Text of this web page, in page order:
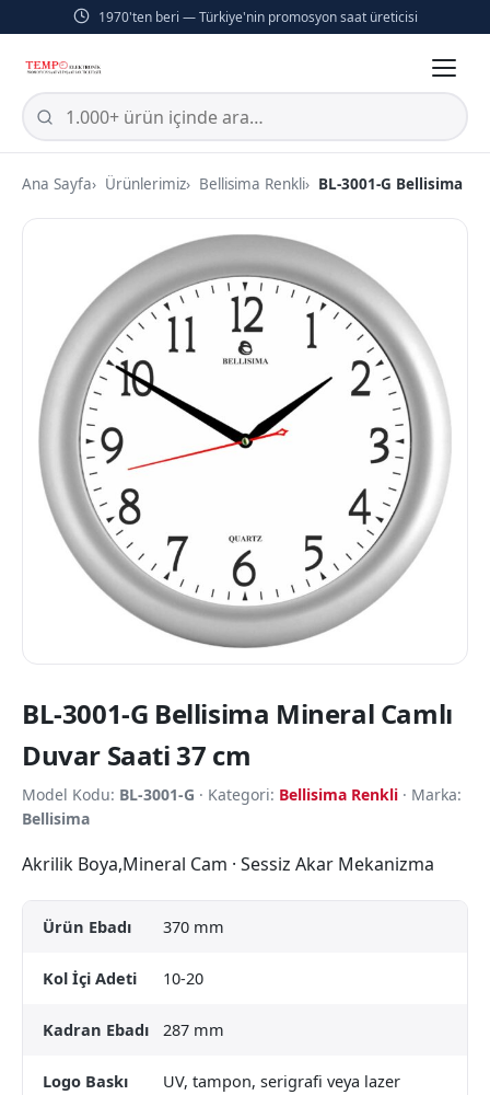
1970'ten beri — Türkiye'nin promosyon saat üreticisi
Ana Sayfa Ürünlerimiz Bellisima Renkli BL-3001-G Bellisima
BL-3001-G Bellisima Mineral Camlı
Duvar Saati 37 cm
Model Kodu: BL-3001-G · Kategori: Bellisima Renkli · Marka:
Bellisima
Akrilik Boya,Mineral Cam · Sessiz Akar Mekanizma
Ürün Ebadı 370 mm
Kol İçi Adeti 10-20
Kadran Ebadı 287 mm
Logo Baskı
UV, tampon, serigrafi veya lazer